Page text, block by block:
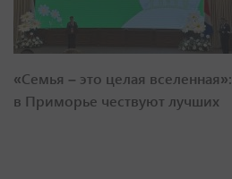
«Семья – это целая вселенная»:
в Приморье чествуют лучших